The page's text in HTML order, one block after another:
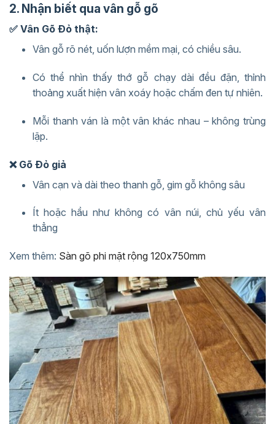
2. Nhận biết qua vân gỗ gõ
✅ Vân Gõ Đỏ thật:
Vân gỗ rõ nét, uốn lượn mềm mại, có chiều sâu.
Có thể nhìn thấy thớ gỗ chạy dài đều đặn, thỉnh
thoảng xuất hiện vân xoáy hoặc chấm đen tự nhiên.
Mỗi thanh ván là một vân khác nhau – không trùng
lặp.
❌ Gõ Đỏ giả
Vân cạn và dài theo thanh gỗ, gim gỗ không sâu
Ít hoặc hầu như không có vân núi, chủ yếu vân
thẳng
Xem thêm: Sàn gõ phi mặt rộng 120x750mm